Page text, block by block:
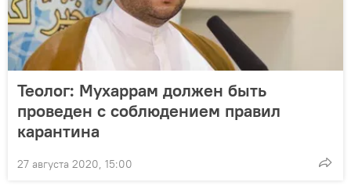
Теолог: Мухаррам должен быть
проведен с соблюдением правил
карантина
27 августа 2020, 15:00